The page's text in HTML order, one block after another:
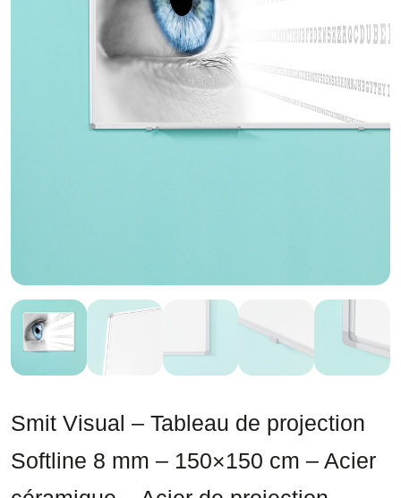
Smit Visual – Tableau de projection
Softline 8 mm – 150×150 cm – Acier